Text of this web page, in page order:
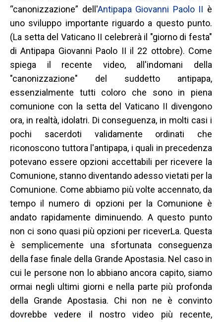
“canonizzazione” dell'Antipapa Giovanni Paolo II è
uno sviluppo importante riguardo a questo punto.
(La setta del Vaticano II celebrerà il "giorno di festa"
di Antipapa Giovanni Paolo II il 22 ottobre). Come
spiega il recente video, all'indomani della
"canonizzazione" del suddetto antipapa,
essenzialmente tutti coloro che sono in piena
comunione con la setta del Vaticano II divengono
ora, in realtà, idolatri. Di conseguenza, in molti casi i
pochi sacerdoti validamente ordinati che
riconoscono tuttora l'antipapa, i quali in precedenza
potevano essere opzioni accettabili per ricevere la
Comunione, stanno diventando adesso vietati per la
Comunione. Come abbiamo più volte accennato, da
tempo il numero di opzioni per la Comunione è
andato rapidamente diminuendo. A questo punto
non ci sono quasi più opzioni per riceverLa. Questa
è semplicemente una sfortunata conseguenza
della fase finale della Grande Apostasia. Nel caso in
cui le persone non lo abbiano ancora capito, siamo
ormai negli ultimi giorni e nella parte più profonda
della Grande Apostasia. Chi non ne è convinto
dovrebbe vedere il nostro video più recente,